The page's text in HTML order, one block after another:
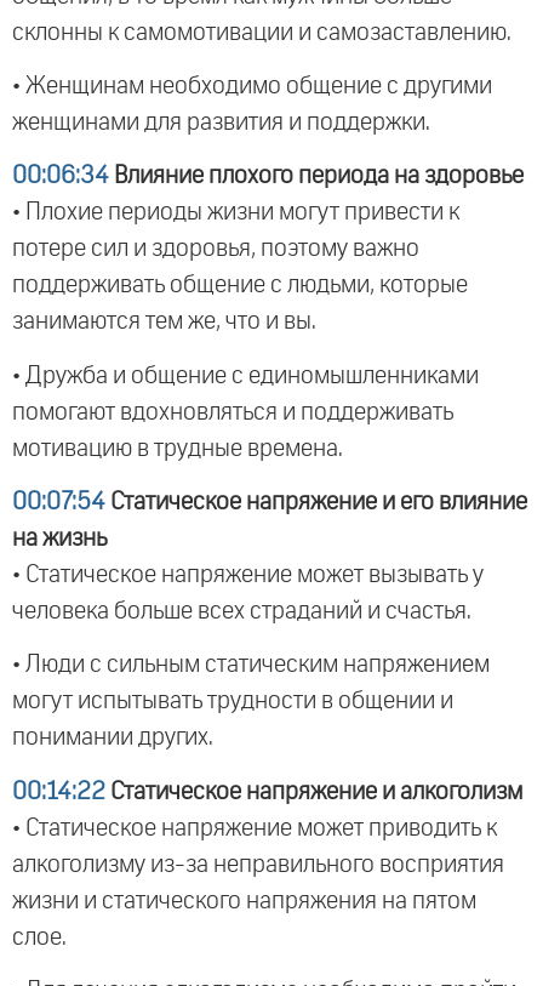
склонны к самомотивации и самозаставлению.
• Женщинам необходимо общение с другими
женщинами для развития и поддержки.
00:06:34 Влияние плохого периода на здоровье
• Плохие периоды жизни могут привести к
потере сил и здоровья, поэтому важно
поддерживать общение с людьми, которые
занимаются тем же, что и вы.
• Дружба и общение с единомышленниками
помогают вдохновляться и поддерживать
мотивацию в трудные времена.
00:07:54 Статическое напряжение и его влияние
на жизнь
• Статическое напряжение может вызывать у
человека больше всех страданий и счастья.
• Люди с сильным статическим напряжением
могут испытывать трудности в общении и
понимании других.
00:14:22 Статическое напряжение и алкоголизм
• Статическое напряжение может приводить к
алкоголизму из-за неправильного восприятия
жизни и статического напряжения на пятом
слое.